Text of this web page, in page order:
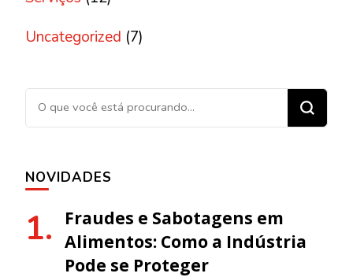
Uncategorized (7)
Procurando algo?
NOVIDADES
Fraudes e Sabotagens em
Alimentos: Como a Indústria
Pode se Proteger